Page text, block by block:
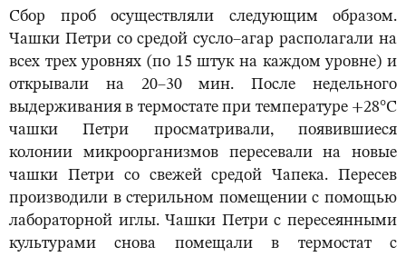
Сбор проб осуществляли следующим образом.
Чашки Петри со средой сусло–агар располагали на
всех трех уровнях (по 15 штук на каждом уровне) и
открывали на 20–30 мин. После недельного
выдерживания в термостате при температуре +28°С
чашки Петри просматривали, появившиеся
колонии микроорганизмов пересевали на новые
чашки Петри со свежей средой Чапека. Пересев
производили в стерильном помещении с помощью
лабораторной иглы. Чашки Петри с пересеянными
культурами снова помещали в термостат с